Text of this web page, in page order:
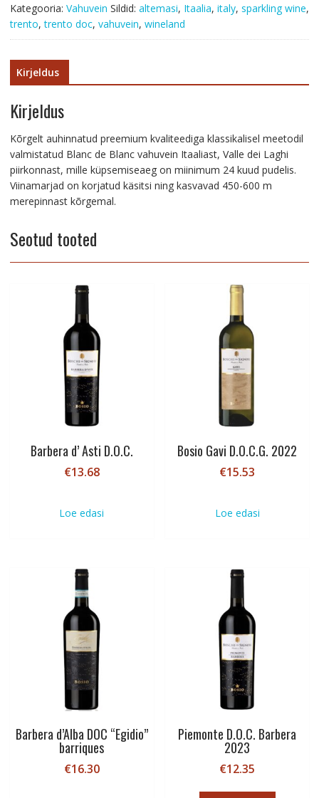
Kategooria: Vahuvein Sildid: altemasi, Itaalia, italy, sparkling wine,
trento,trento doc, vahuvein, wineland
Kirjeldus
Kirjeldus
Kõrgelt auhinnatud preemium kvaliteediga klassikalisel meetodil
valmistatud Blanc de Blanc vahuvein Itaaliast, Valle dei Laghi
piirkonnast, mille küpsemiseaeg on miinimum 24 kuud pudelis.
Viinamarjad on korjatud käsitsi ning kasvavad 450-600 m
merepinnast kõrgemal.
Seotud tooted
Barbera d’ Asti D.O.C.
€13.68
Loe edasi
Bosio Gavi D.O.C.G. 2022
€15.53
Loe edasi
Barbera d’Alba DOC “Egidio”
barriques
€16.30
Piemonte D.O.C. Barbera
2023
€12.35